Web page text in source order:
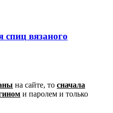
вязаного
на сайте, то сначала
и паролем и только